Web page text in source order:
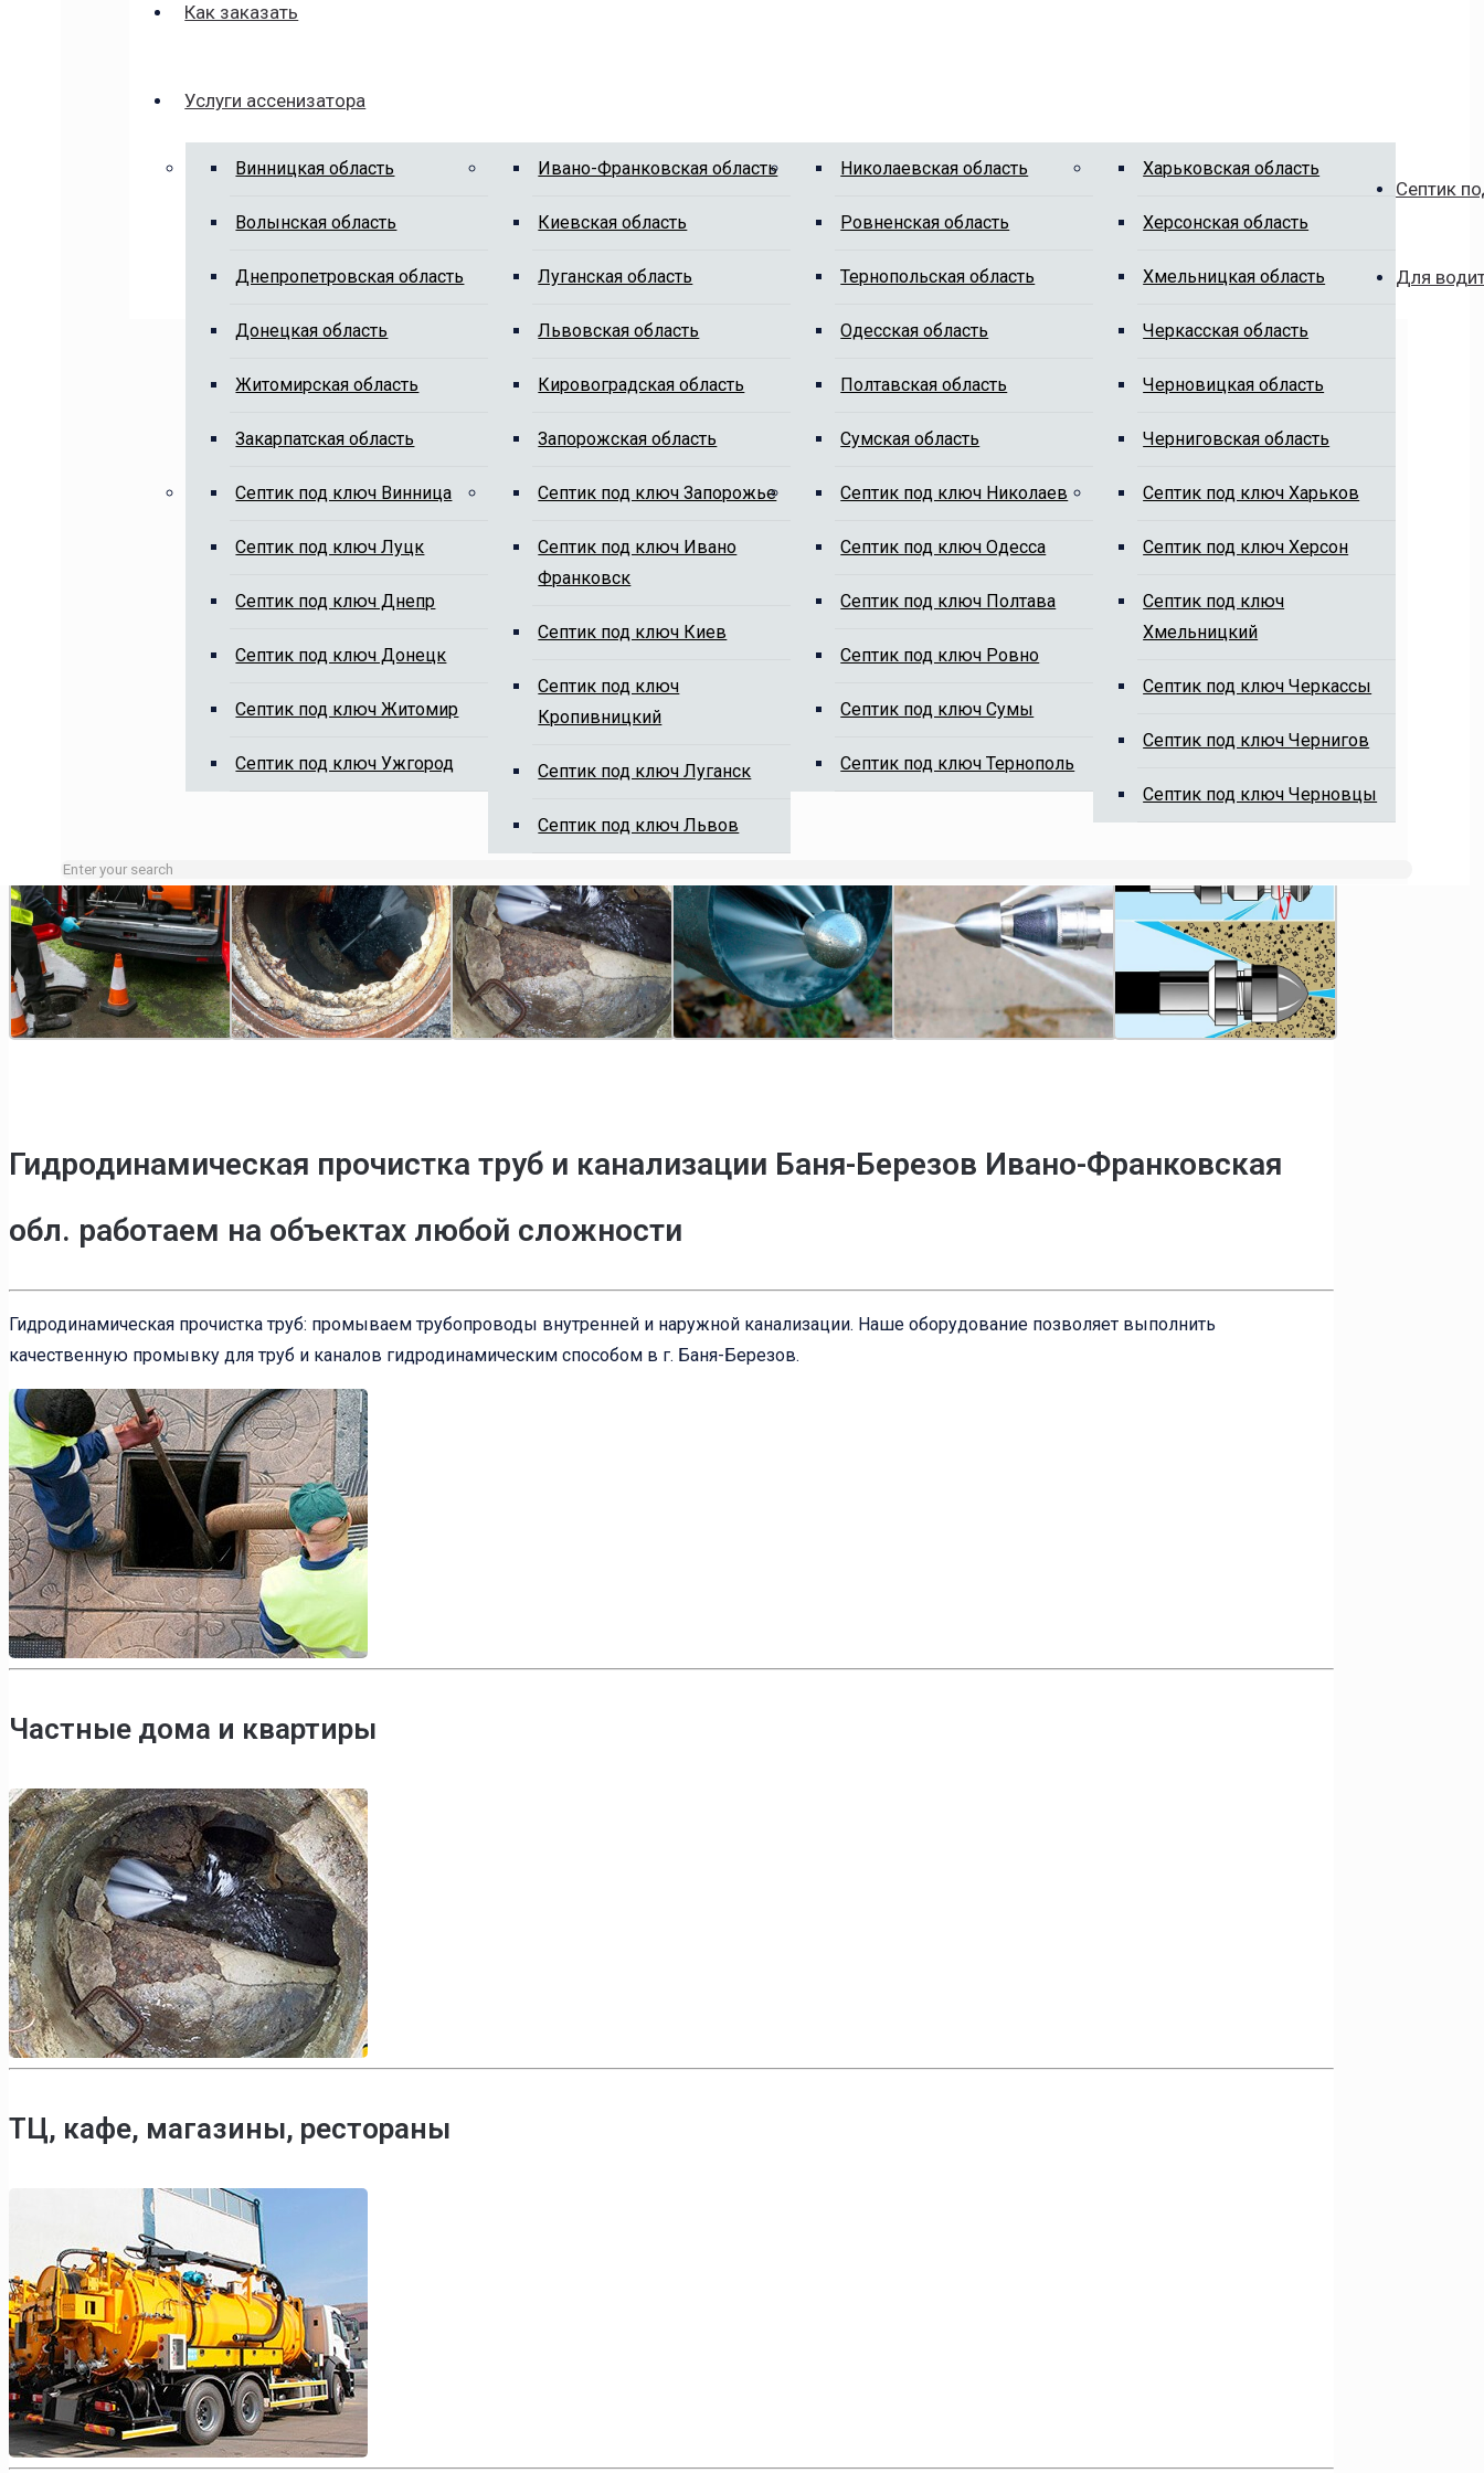
Как заказать
Услуги ассенизатора
Винницкая область
Волынская область
Днепропетровская область
Донецкая область
Житомирская область
Закарпатская область
Ивано-Франковская область
Киевская область
Луганская область
Львовская область
Кировоградская область
Запорожская область
Николаевская область
Ровненская область
Тернопольская область
Одесская область
Полтавская область
Сумская область
Харьковская область
Херсонская область
Хмельницкая область
Черкасская область
Черновицкая область
Черниговская область
Септик
Cептик под ключ Винница
Cептик под ключ Луцк
Cептик под ключ Днепр
Cептик под ключ Донецк
Cептик под ключ Житомир
Cептик под ключ Ужгород
Cептик под ключ Запорожье
Cептик под ключ Ивано
Франковск
Cептик под ключ Киев
Cептик под ключ
Кропивницкий
Cептик под ключ Луганск
Cептик под ключ Львов
Cептик под ключ Николаев
Cептик под ключ Одесса
Cептик под ключ Полтава
Cептик под ключ Ровно
Cептик под ключ Сумы
Cептик под ключ Тернополь
Cептик под ключ Харьков
Cептик под ключ Херсон
Cептик под ключ
Хмельницкий
Cептик под ключ Черкассы
Cептик под ключ Чернигов
Cептик под ключ Черновцы
Для
Выкачка выгребных ям, чистка ям от ила
Занятые линии или нерабочие время оставляйте заявку на сайте, мы Вам перезвоним.
Гидродинамическая прочистка труб и канализации Баня-Березов Ивано-Франковская
обл. работаем на объектах любой сложности
Гидродинамическая прочистка труб: промываем трубопроводы внутренней и наружной канализации. Наше оборудование позволяет выполнить
качественную промывку для труб и каналов гидродинамическим способом в г. Баня-Березов.
Частные дома и квартиры
ТЦ, кафе, магазины, рестораны